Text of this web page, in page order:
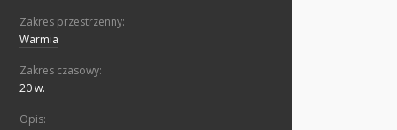
Zakres przestrzenny:
Warmia
Zakres czasowy:
20 w.
Opis: